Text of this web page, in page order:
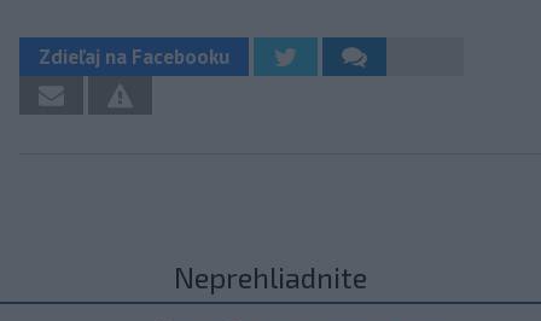
Zdieľaj na Facebooku
Neprehliadnite